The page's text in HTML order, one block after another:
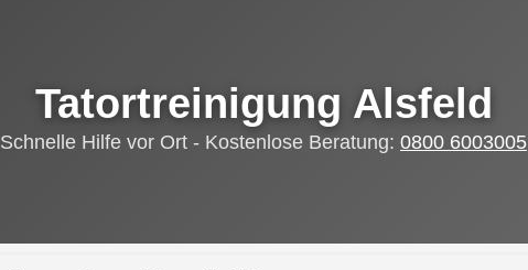
Tatortreinigung Alsfeld
Schnelle Hilfe vor Ort - Kostenlose Beratung: 0800 6003005